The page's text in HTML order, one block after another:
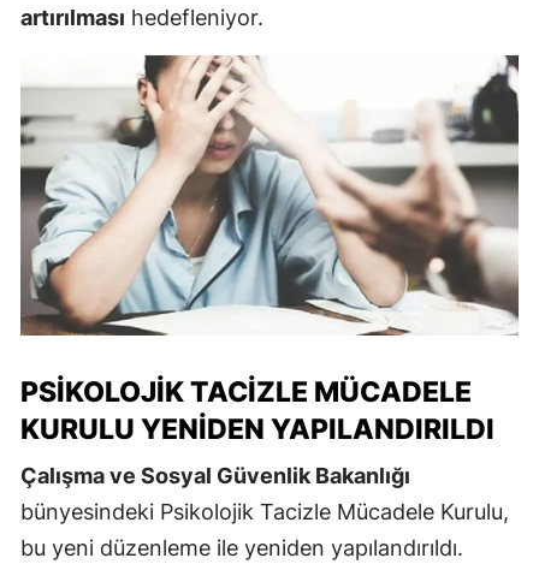
artırılması hedefleniyor.
PSIKOLOJIK TACIZLE MÜCADELE
KURULU YENIDEN YAPILANDIRILDI
Çalışma ve Sosyal Güvenlik Bakanlığı
bünyesindeki Psikolojik Tacizle Mücadele Kurulu,
bu yeni düzenleme ile yeniden yapılandırıldı.